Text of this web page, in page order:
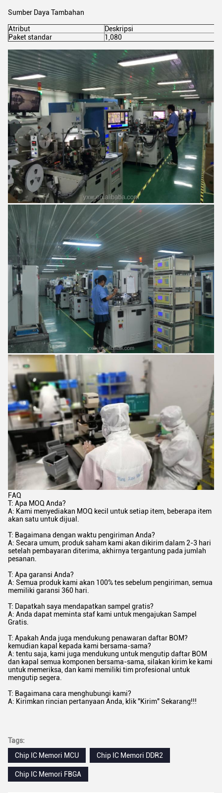
Sumber Daya Tambahan
Atribut
Deskripsi
Paket standar
1,080
FAQ
T: Apa MOQ Anda?
A: Kami menyediakan MOQ kecil untuk setiap item, beberapa item
akan satu untuk dijual.
T: Bagaimana dengan waktu pengiriman Anda?
A: Secara umum, produk saham kami akan dikirim dalam 2-3 hari
setelah pembayaran diterima, akhirnya tergantung pada jumlah
pesanan.
T: Apa garansi Anda?
A: Semua produk kami akan 100% tes sebelum pengiriman, semua
memiliki garansi 360 hari.
T: Dapatkah saya mendapatkan sampel gratis?
A: Anda dapat meminta staf kami untuk mengajukan Sampel
Gratis.
T: Apakah Anda juga mendukung penawaran daftar BOM?
kemudian kapal kepada kami bersama-sama?
A: tentu saja, kami juga mendukung untuk mengutip daftar BOM
dan kapal semua komponen bersama-sama, silakan kirim ke kami
untuk memeriksa, dan kami memiliki tim profesional untuk
mengutip segera.
T: Bagaimana cara menghubungi kami?
A: Kirimkan rincian pertanyaan Anda, klik "Kirim" Sekarang!!!
Tags:
Chip IC Memori MCU
Chip IC Memori DDR2
Chip IC Memori FBGA